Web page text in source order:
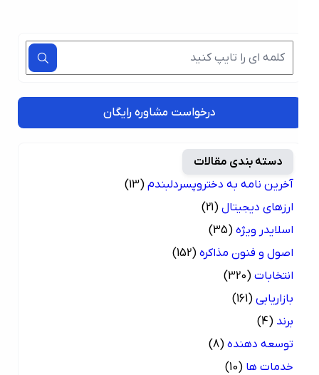
درخواست مشاوره رایگان
دسته بندی مقالات
آخرین نامه به دختروپسردلبندم (13)
ارزهای دیجیتال (21)
اسلایدر ویژه (35)
اصول و فنون مذاکره (152)
انتخابات (320)
بازاریابی (161)
(4)
توسعه دهنده (8)
خدمات ها (10)